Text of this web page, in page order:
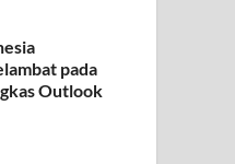
pada
Outlook